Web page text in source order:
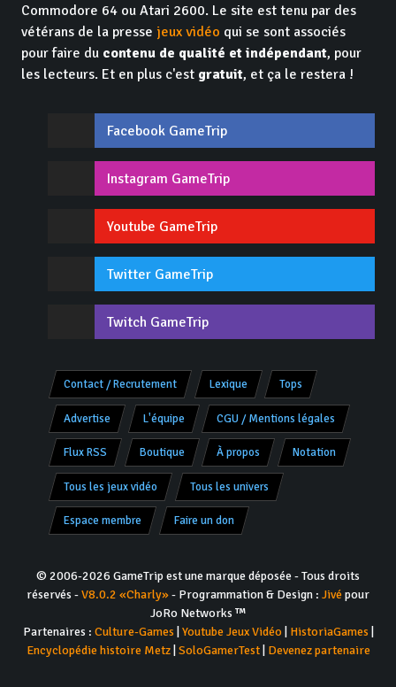
Commodore 64 ou Atari 2600. Le site est tenu par des
vétérans de la presse jeux vidéo qui se sont associés
pour faire du contenu de qualité et indépendant, pour
les lecteurs. Et en plus c'est gratuit, et ça le restera !
Facebook GameTrip
Instagram GameTrip
Youtube GameTrip
Twitter GameTrip
Twitch GameTrip
Contact / Recrutement Lexique Tops
Advertise L'équipe CGU / Mentions légales
Flux RSS Boutique À propos Notation
Tous les jeux vidéo Tous les univers
Espace membre Faire un don
© 2006-2026 GameTrip est une marque déposée - Tous droits
réservés -V8.0.2 «Charly»- Programmation & Design : Jivépour
JoRo Networks ™
Partenaires : Culture-Games Youtube Jeux Vidéo| HistoriaGames
Encyclopédie histoire Metz| SoloGamerTest| Devenez partenaire